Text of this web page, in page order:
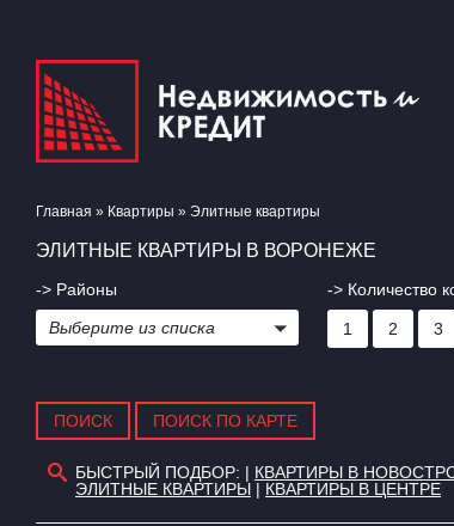
Главная » Квартиры » Элитные квартиры
ЭЛИТНЫЕ КВАРТИРЫ В ВОРОНЕЖЕ
-> Районы
Выберите из списка
-> Количество
1 2 3
БЫСТРЫЙ ПОДБОР: | КВАРТИРЫ В
ЭЛИТНЫЕ КВАРТИРЫ | КВАРТИРЫ В ЦЕНТРЕ